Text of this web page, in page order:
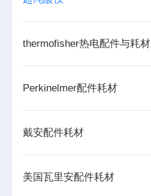
thermofisher热电配件与耗材
Perkinelmer配件耗材
戴安配件耗材
美国瓦里安配件耗材